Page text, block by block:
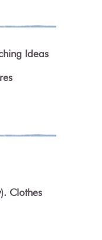
Ideas
Clothes